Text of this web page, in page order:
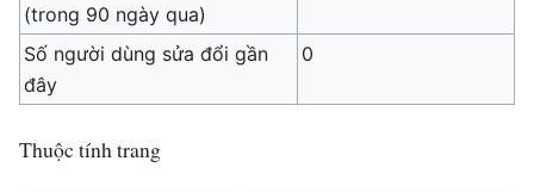
(trong 90 ngày qua)
Số người dùng sửa đổi gần
đây
0
Thuộc tính trang